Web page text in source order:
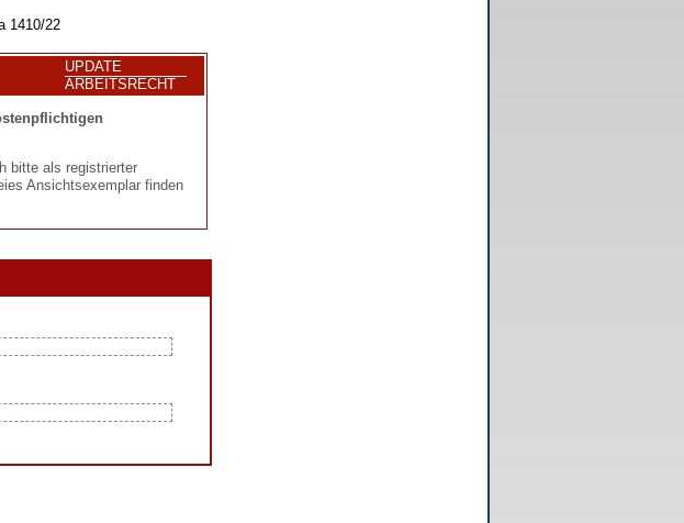
1410/22
UPDATE
ARBEITSRECHT
bitte als registrierter
Ansichtsexemplar finden